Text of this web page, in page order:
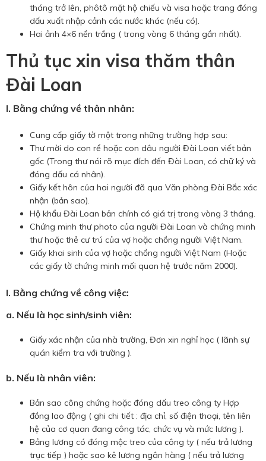
tháng trở lên, phôtô mặt hộ chiếu và visa hoặc trang đóng
dấu xuất nhập cảnh các nước khác (nếu có).
Hai ảnh 4×6 nền trắng ( trong vòng 6 tháng gần nhất).
Thủ tục xin visa thăm thân
Đài Loan
I. Bằng chứng về thân nhân:
Cung cấp giấy tờ một trong những trường hợp sau:
Thư mời do con rể hoặc con dâu người Đài Loan viết bản
gốc (Trong thư nói rõ mục đích đến Đài Loan, có chữ ký và
đóng dấu cá nhân).
Giấy kết hôn của hai người đã qua Văn phòng Đài Bắc xác
nhận (bản sao).
Hộ khẩu Đài Loan bản chính có giá trị trong vòng 3 tháng.
Chứng minh thư photo của người Đài Loan và chứng minh
thư hoặc thẻ cư trú của vợ hoặc chồng người Việt Nam.
Giấy khai sinh của vợ hoặc chồng người Việt Nam (Hoặc
các giấy tờ chứng minh mối quan hệ trước năm 2000).
I. Bằng chứng về công việc:
a. Nếu là học sinh/sinh viên:
Giấy xác nhận của nhà trường, Đơn xin nghỉ học ( lãnh sự
quán kiểm tra với trường ).
b. Nếu là nhân viên:
Bản sao công chứng hoặc đóng dấu treo công ty Hợp
đồng lao động ( ghi chi tiết : địa chỉ, số điện thoại, tên liên
hệ của cơ quan đang công tác, chức vụ và mức lương ).
Bảng lương có đóng mộc treo của công ty ( nếu trả lương
trục tiếp ) hoặc sao kê lương ngân hàng ( nếu trả lương